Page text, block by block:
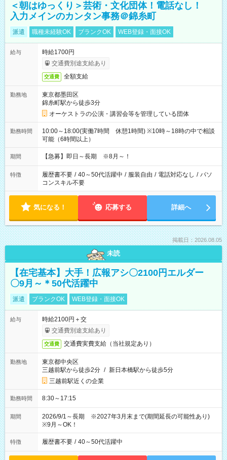
＜朝はゆっくり＞芸術・文化団体！電話なし！
入力メインのカンタン事務＠錦糸町
派遣 職種未経験OK ブランクOK WEB登録・面接OK
給与
時給1700円
交通費別途支給あり
交通費 全額支給
勤務地
東京都墨田区
錦糸町駅から徒歩3分
オーケストラの公演・講習会等を管理している団体
勤務時間
10:00～18:00(実働7時間 休憩1時間) ※10時～18時の中で相談
可能（6時間以上）
期間 【急募】即日～長期 ※8月～！
特徴 履歴書不要 / 40～50代活躍中 / 服装自由 / 電話対応なし / パソ
コンスキル不要
気になる！ 応募する 詳細へ
掲載日：2026.08.05
未読
【在宅基本】大手！広報アシ〇2100円エルダー
〇9月～＊50代活躍中
派遣 ブランクOK WEB登録・面接OK
給与
時給2100円＋交
交通費別途支給あり
交通費 交通費実費支給（当社規定あり）
勤務地
東京都中央区
三越前駅から徒歩2分 / 新日本橋駅から徒歩5分
三越前駅近くの企業
勤務時間 8:30～17:15
期間
2026/9/1～長期 ※2027年3月末まで(期間延長の可能性あり)
※9月～OK！
特徴 履歴書不要 / 40～50代活躍中